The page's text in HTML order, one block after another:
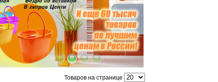
Товаров на странице